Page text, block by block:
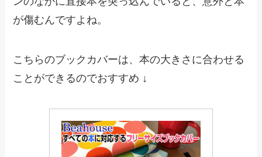
が傷むんですよね。
こちらのブックカバーは、本の大きさに合わせる
ことができるのでおすすめ ↓